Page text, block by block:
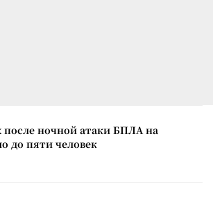
ночной атаки БПЛА на
до пяти человек